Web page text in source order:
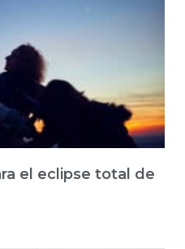
el eclipse total de